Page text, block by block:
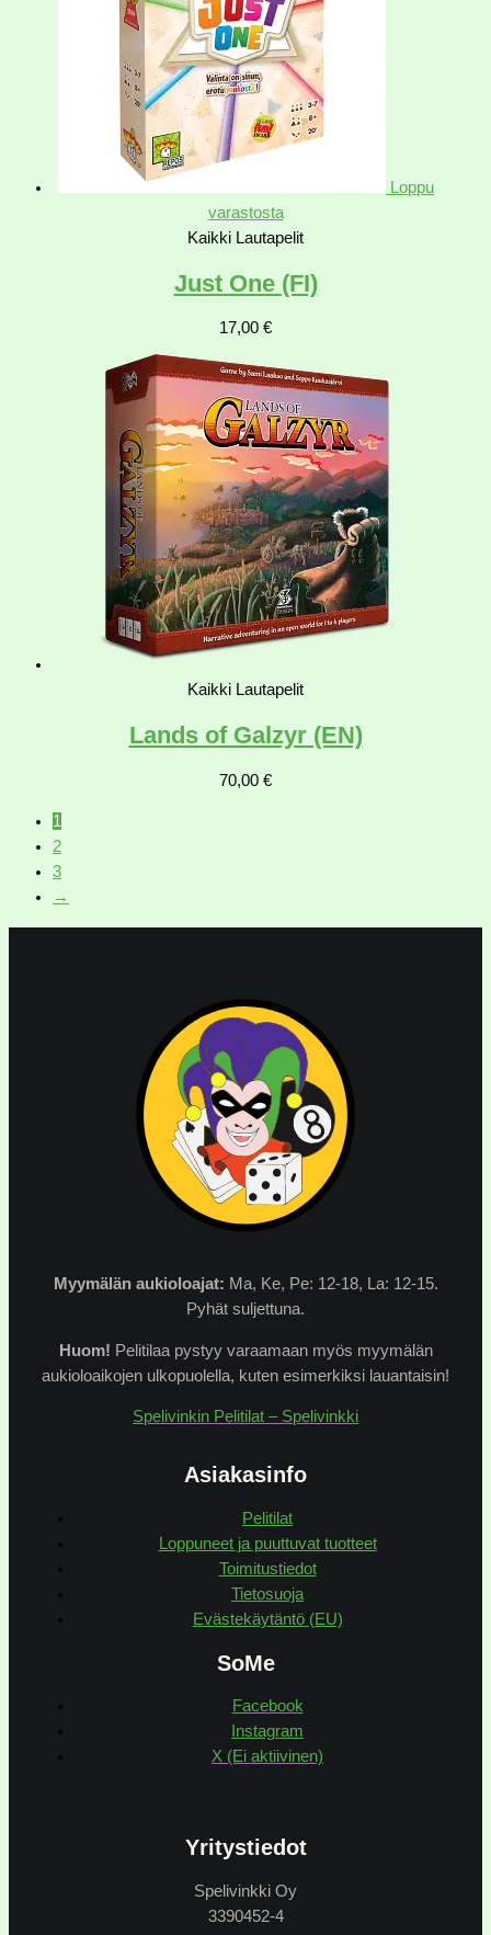
Loppu
varastosta
Kaikki Lautapelit
Just One (FI)
17,00 €
Kaikki Lautapelit
Lands of Galzyr (EN)
70,00 €
1
2
3
→
Myymälän aukioloajat: Ma, Ke, Pe: 12-18, La: 12-15.
Pyhät suljettuna.
Huom! Pelitilaa pystyy varaamaan myös myymälän
aukioloaikojen ulkopuolella, kuten esimerkiksi lauantaisin!
Spelivinkin Pelitilat – Spelivinkki
Asiakasinfo
Pelitilat
Loppuneet ja puuttuvat tuotteet
Toimitustiedot
Tietosuoja
Evästekäytäntö (EU)
SoMe
Facebook
Instagram
X (Ei aktiivinen)
Yritystiedot
Spelivinkki Oy
3390452-4